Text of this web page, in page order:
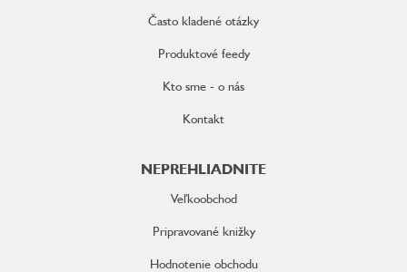
Často kladené otázky
Produktové feedy
Kto sme - o nás
Kontakt
NEPREHLIADNITE
Veľkoobchod
Pripravované knižky
Hodnotenie obchodu